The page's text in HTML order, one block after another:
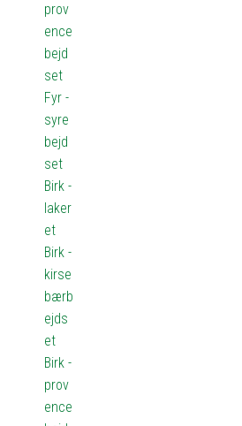
prov
ence
bejd
set
Fyr -
syre
bejd
set
Birk -
laker
et
Birk -
kirse
bærb
ejds
et
Birk -
prov
ence